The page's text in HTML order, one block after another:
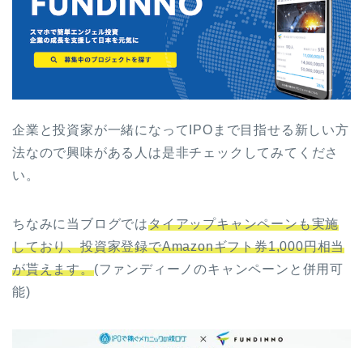
企業と投資家が一緒になってIPOまで目指せる新しい方
法なので興味がある人は是非チェックしてみてくださ
い。
ちなみに当ブログではタイアップキャンペーンも実施
しており、投資家登録でAmazonギフト券1,000円相当
が貰えます。(ファンディーノのキャンペーンと併用可
能)